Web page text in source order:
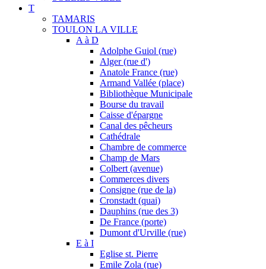
T
TAMARIS
TOULON LA VILLE
A à D
Adolphe Guiol (rue)
Alger (rue d')
Anatole France (rue)
Armand Vallée (place)
Bibliothèque Municipale
Bourse du travail
Caisse d'épargne
Canal des pêcheurs
Cathédrale
Chambre de commerce
Champ de Mars
Colbert (avenue)
Commerces divers
Consigne (rue de la)
Cronstadt (quai)
Dauphins (rue des 3)
De France (porte)
Dumont d'Urville (rue)
E à I
Eglise st. Pierre
Emile Zola (rue)